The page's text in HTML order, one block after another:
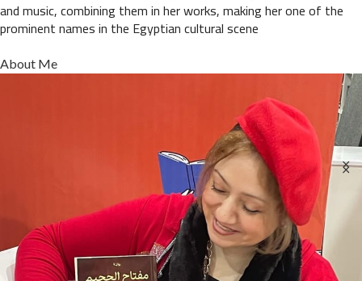
and music, combining them in her works, making her one of the
prominent names in the Egyptian cultural scene
About Me